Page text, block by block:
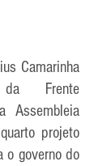
Camarinha
da Frente
Assembleia
projeto
o governo do